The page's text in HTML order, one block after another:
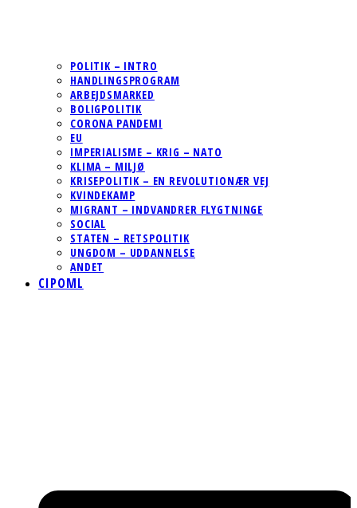
POLITIK – INTRO
HANDLINGSPROGRAM
ARBEJDSMARKED
BOLIGPOLITIK
CORONA PANDEMI
EU
IMPERIALISME – KRIG – NATO
KLIMA – MILJØ
KRISEPOLITIK – EN REVOLUTIONÆR VEJ
KVINDEKAMP
MIGRANT – INDVANDRER FLYGTNINGE
SOCIAL
STATEN – RETSPOLITIK
UNGDOM – UDDANNELSE
ANDET
CIPOML